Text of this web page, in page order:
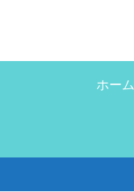
ホーム